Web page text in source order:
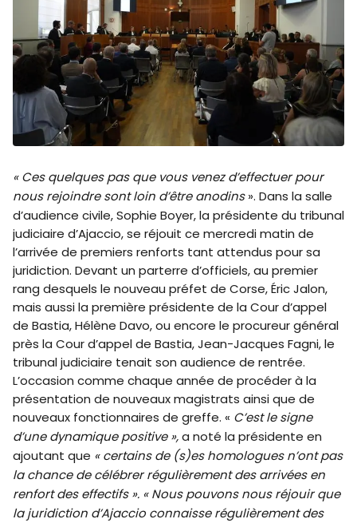
« Ces quelques pas que vous venez d’effectuer pour
nous rejoindre sont loin d’être anodins». Dans la salle
d’audience civile, Sophie Boyer, la présidente du tribunal
judiciaire d’Ajaccio, se réjouit ce mercredi matin de
l’arrivée de premiers renforts tant attendus pour sa
juridiction. Devant un parterre d’officiels, au premier
rang desquels le nouveau préfet de Corse, Éric Jalon,
mais aussi la première présidente de la Cour d’appel
de Bastia, Hélène Davo, ou encore le procureur général
près la Cour d’appel de Bastia, Jean-Jacques Fagni, le
tribunal judiciaire tenait son audience de rentrée.
L’occasion comme chaque année de procéder à la
présentation de nouveaux magistrats ainsi que de
nouveaux fonctionnaires de greffe. « C’est le signe
d’une dynamique positive »,a noté la présidente en
ajoutant que « certains de (s)es homologues n’ont pas
la chance de célébrer régulièrement des arrivées en
renfort des effectifs ». « Nous pouvons nous réjouir que
la juridiction d’Ajaccio connaisse régulièrement des